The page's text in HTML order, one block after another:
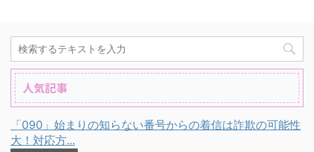
人気記事
「090」始まりの知らない番号からの着信は詐欺の可能性
大！対応方...